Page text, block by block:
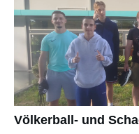
Völkerball- und